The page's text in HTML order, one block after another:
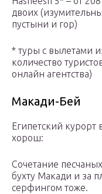
двоих
пустыни и гор)
* туры с вылетами
количество
онлайн агентства)
Макади-Бей
Египетский курорт
хорош:
Сочетание
бухту Макади и за
серфингом тоже.